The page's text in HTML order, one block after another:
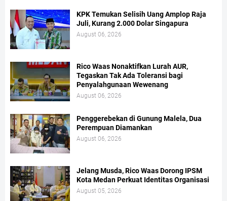
KPK Temukan Selisih Uang Amplop Raja
Juli, Kurang 2.000 Dolar Singapura
August 06, 2026
Rico Waas Nonaktifkan Lurah AUR,
Tegaskan Tak Ada Toleransi bagi
Penyalahgunaan Wewenang
August 06, 2026
Penggerebekan di Gunung Malela, Dua
Perempuan Diamankan
August 06, 2026
Jelang Musda, Rico Waas Dorong IPSM
Kota Medan Perkuat Identitas Organisasi
August 05, 2026